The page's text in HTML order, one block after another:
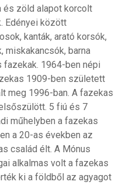
és zöld alapot korcolt
Edényei között
kanták, arató korsók,
miskakancsók, barna
fazekak. 1964-ben népi
1909-ben született
meg 1996-ban. A fazekas
5 fiú és 7
műhelyben a fazekas
a 20-as években az
család élt. A Mónus
alkalmas volt a fazekas
ki a földből az agyagot